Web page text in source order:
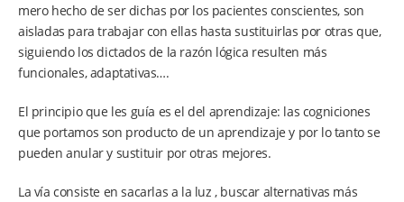
mero hecho de ser dichas por los pacientes conscientes, son
aisladas para trabajar con ellas hasta sustituirlas por otras que,
siguiendo los dictados de la razón lógica resulten más
funcionales, adaptativas….
El principio que les guía es el del aprendizaje: las cogniciones
que portamos son producto de un aprendizaje y por lo tanto se
pueden anular y sustituir por otras mejores.
La vía consiste en sacarlas a la luz , buscar alternativas más